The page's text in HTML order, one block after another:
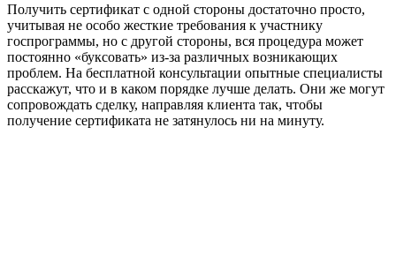
Получить сертификат с одной стороны достаточно просто,
учитывая не особо жесткие требования к участнику
госпрограммы, но с другой стороны, вся процедура может
постоянно «буксовать» из-за различных возникающих
проблем. На бесплатной консультации опытные специалисты
расскажут, что и в каком порядке лучше делать. Они же могут
сопровождать сделку, направляя клиента так, чтобы
получение сертификата не затянулось ни на минуту.